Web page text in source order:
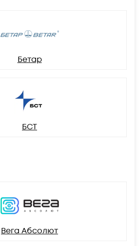
Бетар
БСТ
Вега Абсолют